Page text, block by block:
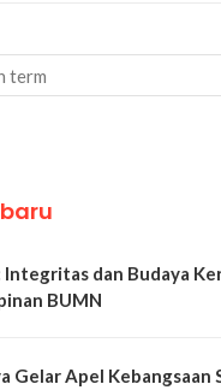
dan Budaya
BUMN
Gelar Apel Kebangsaan